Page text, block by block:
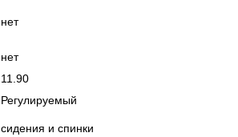
нет
нет
11.90
Регулируемый
сидения и спинки